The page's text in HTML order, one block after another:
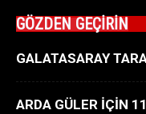
GÖZDEN GEÇİRİN
GALATASARAY
ARDA GÜLER İÇİN